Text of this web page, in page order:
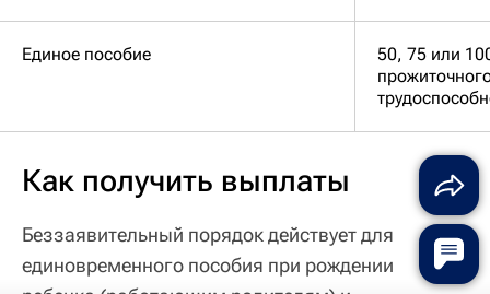
Единое пособие
50, 75 или
Как получить выплаты
Беззаявительный порядок действует для
единовременного пособия при рождении